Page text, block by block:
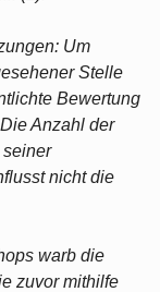
Um
Stelle
Bewertung
Anzahl der
seiner
nicht die
warb die
zuvor mithilfe